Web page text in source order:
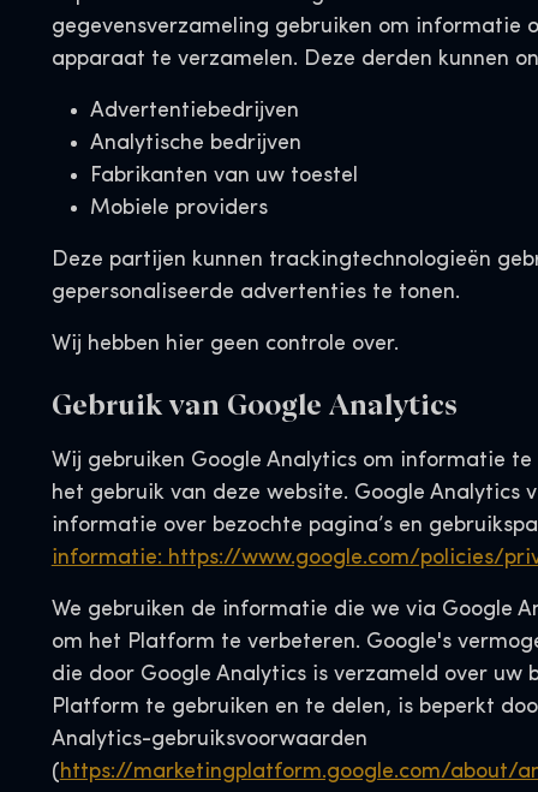
gegevensverzameling gebruiken om informatie
apparaat te verzamelen. Deze derden kunnen
Advertentiebedrijven
Analytische bedrijven
Fabrikanten van uw toestel
Mobiele providers
Deze partijen kunnen trackingtechnologieën
gepersonaliseerde advertenties te tonen.
Wij hebben hier geen controle over.
Gebruik van Google Analytics
Wij gebruiken Google Analytics om informatie te
het gebruik van deze website. Google Analytics
informatie over bezochte pagina’s en
informatie: https://www.google.com/policies/
We gebruiken de informatie die we via Google
om het Platform te verbeteren. Google's
die door Google Analytics is verzameld over uw
Platform te gebruiken en te delen, is beperkt
Analytics-gebruiksvoorwaarden
(https://marketingplatform.google.com/about/